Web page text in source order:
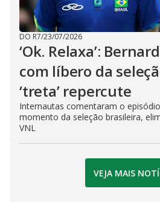
DO R7/23/07/2026
‘Ok. Relaxa’:
com líbero da
‘treta’ repercute
Internautas comentaram o
momento da seleção brasileira,
VNL
VEJA MAIS